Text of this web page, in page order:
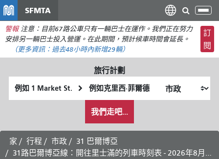
主
要
內
容
SFMTA
切
換
導
航
警報 注意：目前67路公車只有一輛巴士在運作。我們正在努力
安排另一輛巴士投入營運。在此期間，預計候車時間會延長。
（更多資訊： 過去48小時內新增29輛）
訂
閱
旅行計劃
起
始
終
點
我
希
望
的
旅
我們走吧...
家 行程 市政
31 巴爾博亞
31路巴爾博亞線：開往里士滿的列車時刻表 - 2026年8月6日